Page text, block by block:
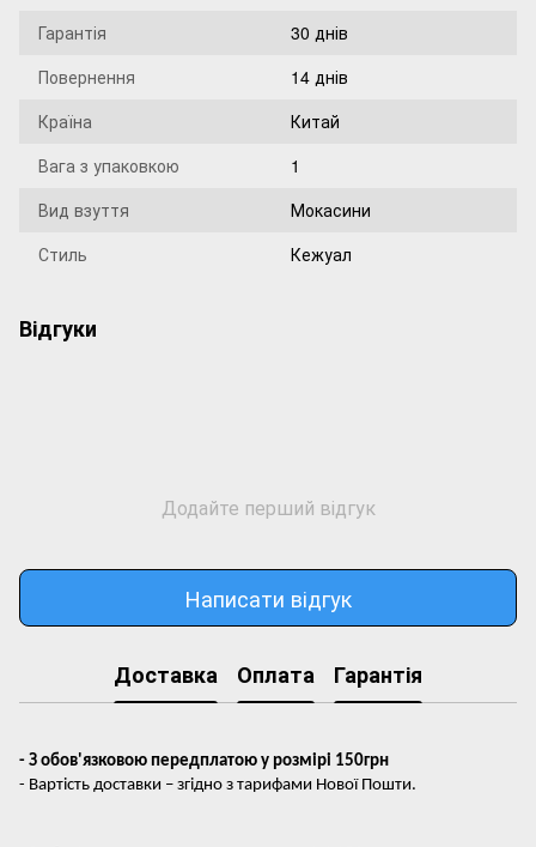
Гарантія
30 днів
Повернення
14 днів
Країна
Китай
Вага з упаковкою
1
Вид взуття
Мокасини
Стиль
Кежуал
Відгуки
Додайте перший відгук
Написати відгук
Доставка Оплата Гарантія
- З обов'язковою передплатою у розмірі 150грн
- Вартість доставки – згідно з тарифами Нової Пошти.